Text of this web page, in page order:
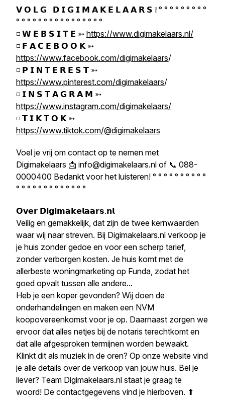
𝗩 𝗢 𝗟 𝗚 𝗗 𝗜 𝗚 𝗜 𝗠 𝗔 𝗞 𝗘 𝗟 𝗔 𝗔 𝗥 𝗦 ❕ ° ° ° ° ° ° ° ° °
° ° ° ° ° ° ° ° ° ° ° ° ° ° ° °
◽ 𝗪 𝗘 𝗕 𝗦 𝗜 𝗧 𝗘 ➳ https://www.digimakelaars.nl/
◽ 𝗙 𝗔 𝗖 𝗘 𝗕 𝗢 𝗢 𝗞 ➳
https://www.facebook.com/digimakelaars/
◽ 𝗣 𝗜 𝗡 𝗧 𝗘 𝗥 𝗘 𝗦 𝗧 ➳
https://www.pinterest.com/digimakelaars/
◽ 𝗜 𝗡 𝗦 𝗧 𝗔 𝗚 𝗥 𝗔 𝗠 ➳
https://www.instagram.com/digimakelaars/
◽ 𝗧 𝗜 𝗞 𝗧 𝗢 𝗞 ➳
https://www.tiktok.com/@digimakelaars
Voel je vrij om contact op te nemen met
Digimakelaars 📩 info@digimakelaars.nl of 📞 088-
0000400 Bedankt voor het luisteren! ° ° ° ° ° ° ° ° ° °
° ° ° ° ° ° ° ° ° ° ° ° °
𝗢𝘃𝗲𝗿 𝗗𝗶𝗴𝗶𝗺𝗮𝗸𝗲𝗹𝗮𝗮𝗿𝘀.𝗻𝗹
Veilig en gemakkelijk, dat zijn de twee kernwaarden
waar wij naar streven. Bij Digimakelaars.nl verkoop je
je huis zonder gedoe en voor een scherp tarief,
zonder verborgen kosten. Je huis komt met de
allerbeste woningmarketing op Funda, zodat het
goed opvalt tussen alle andere...
Heb je een koper gevonden? Wij doen de
onderhandelingen en maken een NVM
koopovereenkomst voor je op. Daarnaast zorgen we
ervoor dat alles netjes bij de notaris terechtkomt en
dat alle afgesproken termijnen worden bewaakt.
Klinkt dit als muziek in de oren? Op onze website vind
je alle details over de verkoop van jouw huis. Bel je
liever? Team Digimakelaars.nl staat je graag te
woord! De contactgegevens vind je hierboven. ⬆